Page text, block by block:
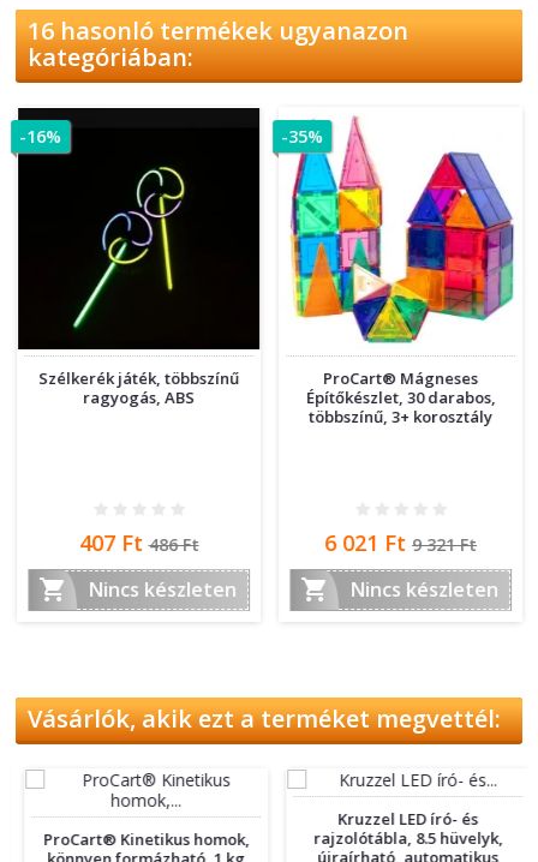
16 hasonló termékek ugyanazon
kategóriában:
Szélkerék játék, többszínű
ragyogás, ABS
Ár
407 Ft Normál
ár
486 Ft
 Nincs készleten
-16%
ProCart® Mágneses
Építőkészlet, 30 darabos,
többszínű, 3+ korosztály
Ár
6 021 Ft Normál
ár
9 321 Ft
 Nincs készleten
-35%
Vásárlók, akik ezt a terméket megvettél:
ProCart® Kinetikus homok,
Kruzzel LED író- és
rajzolótábla, 8.5 hüvelyk,
újraírható, automatikus